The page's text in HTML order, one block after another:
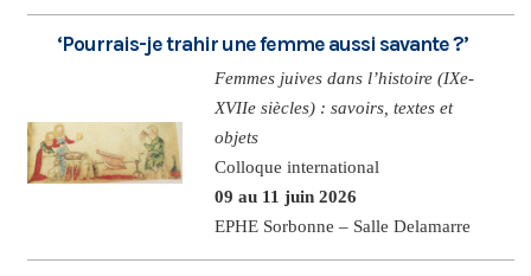
‘Pourrais-je trahir une femme aussi savante ?’
Femmes juives dans l’histoire (IXe-
XVIIe siècles) : savoirs, textes et
objets
Colloque international
09 au 11 juin 2026
EPHE Sorbonne – Salle Delamarre